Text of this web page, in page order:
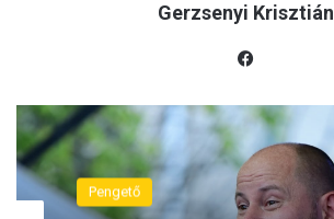
Gerzsenyi Krisztián
oo
k
Pengető